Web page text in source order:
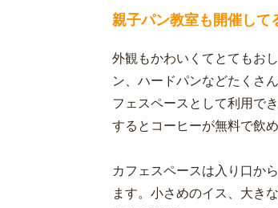
親子パン教室も開催して
外観もかわいくてとてもお
ン、ハードパンなどたくさ
フェスペースとして利用で
するとコーヒーが無料で飲
カフェスペースは入り口か
ます。小さめのイス、大き